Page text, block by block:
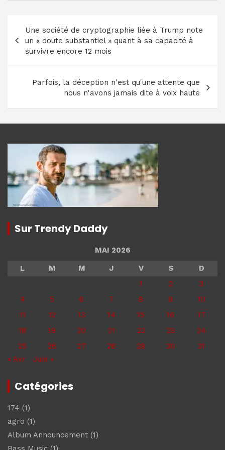
Navigation
de
l’article
Une société de cryptographie liée à Trump note
un « doute substantiel » quant à sa capacité à
survivre encore 12 mois
Parfois, la déception n'est qu'une attente que
nous n'avons jamais dite à voix haute
Sur Trendy Daddy
MAI 2026
L
M M J V S
D
1
2
3
4
5 6 7 8 9
10
11
12 13 14 15 16
17
18
19 20 21 22 23
24
25
26 27 28 29 30
31
« Avr
Juin »
Catégories
174 (1)
agro (1)
Album Announcement (1)